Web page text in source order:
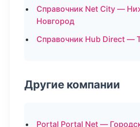
Справочник Net City —
Новгород
Справочник Hub Direct —
Другие компании
Portal Portal Net —